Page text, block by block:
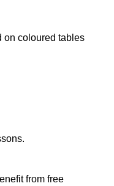
on coloured tables
from free